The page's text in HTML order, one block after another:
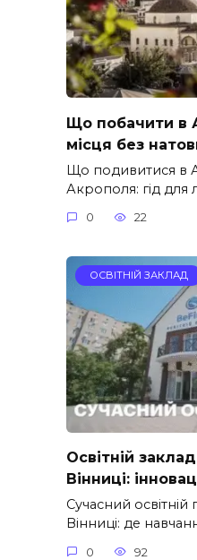
Що побачити в
місця без
Що подивитися в
Акрополя: гід для
0 22
ОСВІТНІЙ ЗАКЛАД
Освітній
Вінниці:
Сучасний освітній
Вінниці: де
0 92